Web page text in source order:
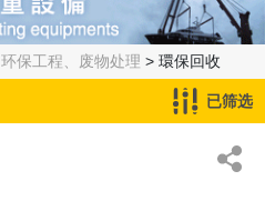
环保工程、废物处理 > 環保回收
已筛选